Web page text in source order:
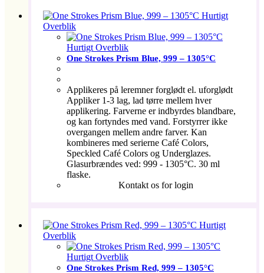
Hurtigt
Overblik
Hurtigt Overblik
One Strokes Prism Blue, 999 – 1305°C
Applikeres på leremner forglødt el. uforglødt
Appliker 1-3 lag, lad tørre mellem hver
applikering. Farverne er indbyrdes blandbare,
og kan fortyndes med vand. Forstyrrer ikke
overgangen mellem andre farver. Kan
kombineres med serierne Café Colors,
Speckled Café Colors og Underglazes.
Glasurbrændes ved: 999 - 1305°C. 30 ml
flaske.
Kontakt os for login
Hurtigt
Overblik
Hurtigt Overblik
One Strokes Prism Red, 999 – 1305°C